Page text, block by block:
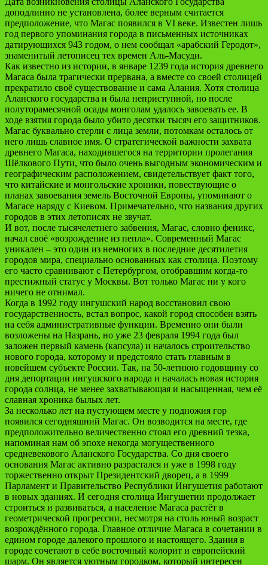
доподлинно не установлена, более верным считается
предположение, что Магас появился в VI веке. Известен лишь
год первого упоминания города в письменных источниках
датирующихся 943 годом, о нем сообщал «арабский Геродот»,
знаменитый летописец тех времен Аль-Масуди.
Как известно из истории, в январе 1239 года история древнего
Магаса была трагически прервана, а вместе со своей столицей
прекратило своё существование и сама Алания. Хотя столица
Аланского государства и была неприступной, но после
полуторамесячной осады монголам удалось завоевать ее. В
ходе взятия города было убито десятки тысяч его защитников.
Магас буквально стерли с лица земли, потомкам осталось от
него лишь славное имя. О стратегической важности захвата
древнего Магаса, находившегося на территории пролегания
Шёлкового Пути, что было очень выгодным экономическим и
географическим расположением, свидетельствует факт того,
что китайские и монгольские хроники, повествующие о
планах завоевания земель Восточной Европы, упоминают о
Магасе наряду с Киевом. Примечательно, что названия других
городов в этих летописях не звучат.
И вот, после тысячелетнего забвения, Магас, словно феникс,
начал своё «возрождение из пепла». Современный Магас
уникален – это один из немногих в последние десятилетия
городов мира, специально основанных как столица. Поэтому
его часто сравнивают с Петербургом, отобравшим когда-то
престижный статус у Москвы. Вот только Магас ни у кого
ничего не отнимал.
Когда в 1992 году ингушский народ восстановил свою
государственность, встал вопрос, какой город способен взять
на себя административные функции. Временно они были
возложены на Назрань, но уже 23 февраля 1994 года был
заложен первый камень (капсула) и началось строительство
нового города, которому и предстояло стать главным в
новейшем субъекте России. Так, на 50-летнюю годовщину со
дня депортации ингушского народа и началась новая история
города солнца, не менее захватывающая и насыщенная, чем её
славная хроника былых лет.
За несколько лет на пустующем месте у подножия гор
появился сегодняшний Магас. Он возводится на месте, где
предположительно величественно стоял его древний тезка,
напоминая нам об эпохе некогда могущественного
средневекового Аланского Государства. Со дня своего
основания Магас активно разрастался и уже в 1998 году
торжественно открыт Президентский дворец, а в 1999
Парламент и Правительство Республики Ингушетия работают
в новых зданиях. И сегодня столица Ингушетии продолжает
строиться и развиваться, а население Магаса растёт в
геометрической прогрессии, несмотря на столь юный возраст
возрождённого города. Главное отличие Магаса в сочетании в
едином городе далекого прошлого и настоящего. Здания в
городе сочетают в себе восточный колорит и европейский
шарм. Он является уютным городком, который интересен